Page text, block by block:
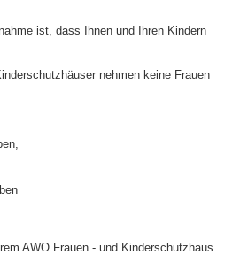
ist, dass Ihnen und Ihren Kindern
nehmen keine Frauen
AWO Frauen - und Kinderschutzhaus